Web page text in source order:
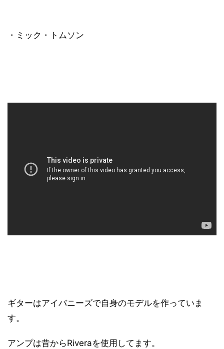
・ミック・トムソン
ギターはアイバニーズで自身のモデルを作っていま
す。
アンプは昔からRiveraを使用してます。